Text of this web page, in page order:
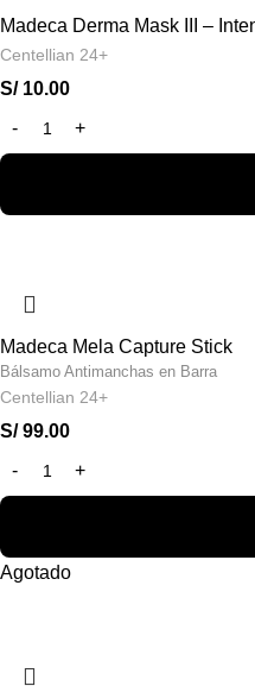
Madeca Derma Mask III –
Centellian 24+
S/10.00
Madeca Mela Capture Stick
Bálsamo Antimanchas en Barra
Centellian 24+
S/99.00
Agotado